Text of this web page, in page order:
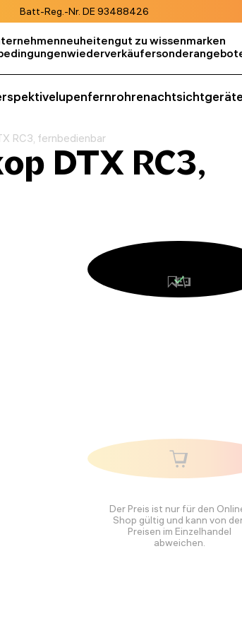
Batt-Reg.-Nr. DE 93488426
neuheitengut zu wissenmarken
wiederverkäufer
spektivelupenfernrohre
RC3, fernbedienbar
DTX RC3,
Der Preis ist nur für den
Shop gültig und kann von
Preisen im Einzelhandel
abweichen.